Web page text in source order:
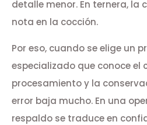
detalle menor. En ternera, la
nota en la cocción.
Por eso, cuando se elige un
especializado que conoce el
procesamiento y la
error baja mucho. En una
respaldo se traduce en